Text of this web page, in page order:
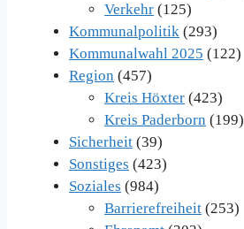
Verkehr (125)
Kommunalpolitik (293)
Kommunalwahl 2025 (122)
Region (457)
Kreis Höxter (423)
Kreis Paderborn (199)
Sicherheit (39)
Sonstiges (423)
Soziales (984)
Barrierefreiheit (253)